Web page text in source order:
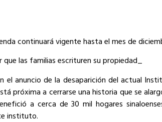
continuará vigente hasta el mes de
que las familias escrituren su propiedad_
el anuncio de la desaparición del actual
próxima a cerrarse una historia que se
a cerca de 30 mil hogares
instituto.